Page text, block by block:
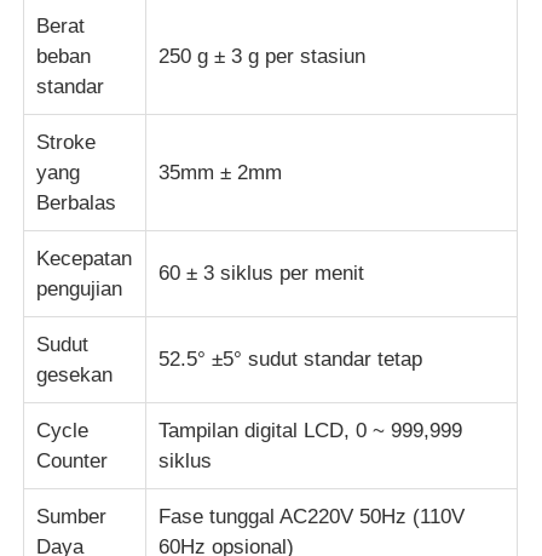
mesin uji kain
Penguji kekerasan
Berat
beban
standar
250 g ± 3 g per stasiun
Stroke
yang
Berbalas
35mm ± 2mm
Kecepatan
pengujian
60 ± 3 siklus per menit
Sudut
gesekan
52.5° ±5° sudut standar tetap
Cycle
Counter
Tampilan digital LCD, 0 ~ 999,999
siklus
Sumber
Daya
Fase tunggal AC220V 50Hz (110V
60Hz opsional)